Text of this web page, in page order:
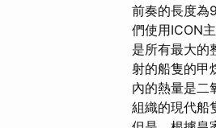
前奏的長度為
們使用ICON
是所有最大的
射的船隻的甲
內的熱量是二
組織的現代船